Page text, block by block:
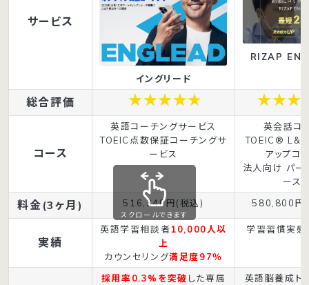
サービス
イングリード
RIZAP
総合評価
コース
英語コーチングサービス
TOEIC点数保証コーチングサ
ービス
英会話コ
TOEIC® L&R
アップコ
法人向け パー
ース
料金(3ヶ月) 516,340円(税込) 580,800円
実績
英語学習相談者10,000人以
上
カウンセリング満足度97％
学習習慣実
採用率0.3%を突破 した専属
英語脳養成ト
スクロールできます